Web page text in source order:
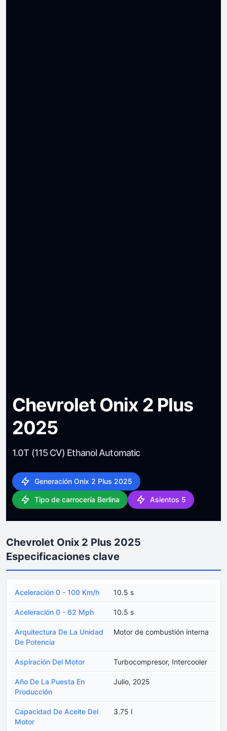
Chevrolet Onix 2 Plus
2025
1.0T (115 CV) Ethanol Automatic
Generación Onix 2 Plus 2025
Tipo de carrocería Berlina Asientos 5
Chevrolet Onix 2 Plus 2025
Especificaciones clave
Aceleración 0 - 100 Km/h 10.5 s
Aceleración 0 - 62 Mph 10.5 s
Arquitectura De La Unidad
De Potencia
Motor de combustión interna
Aspiración Del Motor Turbocompresor, Intercooler
Año De La Puesta En
Producción
Julio, 2025
Capacidad De Aceite Del
Motor
3.75 l